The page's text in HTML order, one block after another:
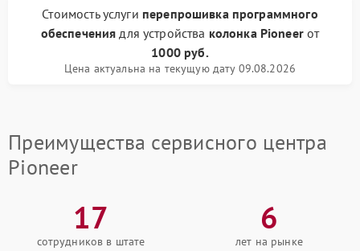
Стоимость услуги перепрошивка программного
обеспечения для устройства колонка Pioneerот
1000 руб.
Цена актуальна на текущую дату 09.08.2026
Преимущества сервисного центра
Pioneer
17
сотрудников в штате
6
лет на рынке